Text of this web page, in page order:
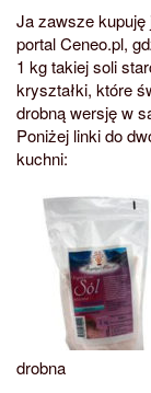
Ja zawsze kupuję
portal Ceneo.pl,
1 kg takiej soli
kryształki, które
drobną wersję w
Poniżej linki do
kuchni:
drobna